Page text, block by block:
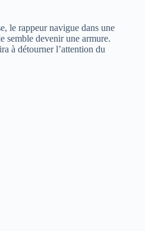
le rappeur navigue dans une
semble devenir une armure.
à détourner l’attention du